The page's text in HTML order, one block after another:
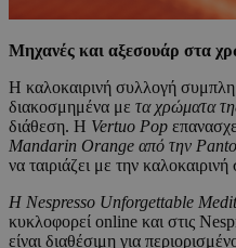
Mηχανές και αξεσουάρ στα
Η καλοκαιρινή συλλογή
διακοσμημένα με τα χρώματα
διάθεση. Η Vertuo Pop
Mandarin Orange από την
να ταιριάζει με την
Η Nespresso Unforgettable
κυκλοφορεί online και στις
είναι διαθέσιμη για